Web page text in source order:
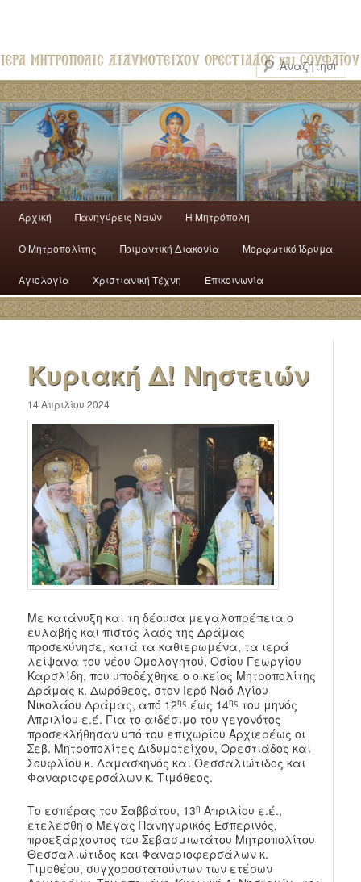
Αρχική Πανηγύρεις Ναών H Mητρόπολη
Ο Mητροπολίτης Ποιμαντική Διακονία Μορφωτικό Ίδρυμα
Αγιολογία Χριστιανική Τέχνη Επικοινωνία
Κυριακή Δ! Νηστειών
14 Απριλίου 2024
Με κατάνυξη και τη δέουσα μεγαλοπρέπεια ο
ευλαβής και πιστός λαός της Δράμας
προσεκύνησε, κατά τα καθιερωμένα, τα ιερά
λείψανα του νέου Ομολογητού, Οσίου Γεωργίου
Καρσλίδη, που υποδέχθηκε ο οικείος Μητροπολίτης
Δράμας κ. Δωρόθεος, στον Ιερό Ναό Αγίου
Νικολάου Δράμας, από 12ης έως 14ης του μηνός
Απριλίου ε.έ. Για το αιδέσιμο του γεγονότος
προσεκλήθησαν υπό του επιχωρίου Αρχιερέως οι
Σεβ. Μητροπολίτες Διδυμοτείχου, Ορεστιάδος και
Σουφλίου κ. Δαμασκηνός και Θεσσαλιώτιδος και
Φαναριοφερσάλων κ. Τιμόθεος.
Το εσπέρας του Σαββάτου, 13η Απριλίου ε.έ.,
ετελέσθη ο Μέγας Πανηγυρικός Εσπερινός,
προεξάρχοντος του Σεβασμιωτάτου Μητροπολίτου
Θεσσαλιώτιδος και Φαναριοφερσάλων κ.
Τιμοθέου, συγχοροστατούντων των ετέρων